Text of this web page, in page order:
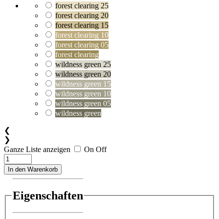
forest clearing 25
forest clearing 20
forest clearing 15
forest clearing 10
forest clearing 05
forest clearing
wildness green 25
wildness green 20
wildness green 15
wildness green 10
wildness green 05
wildness green
❮
❯
Ganze Liste anzeigen
On Off
In den Warenkorb
Eigenschaften